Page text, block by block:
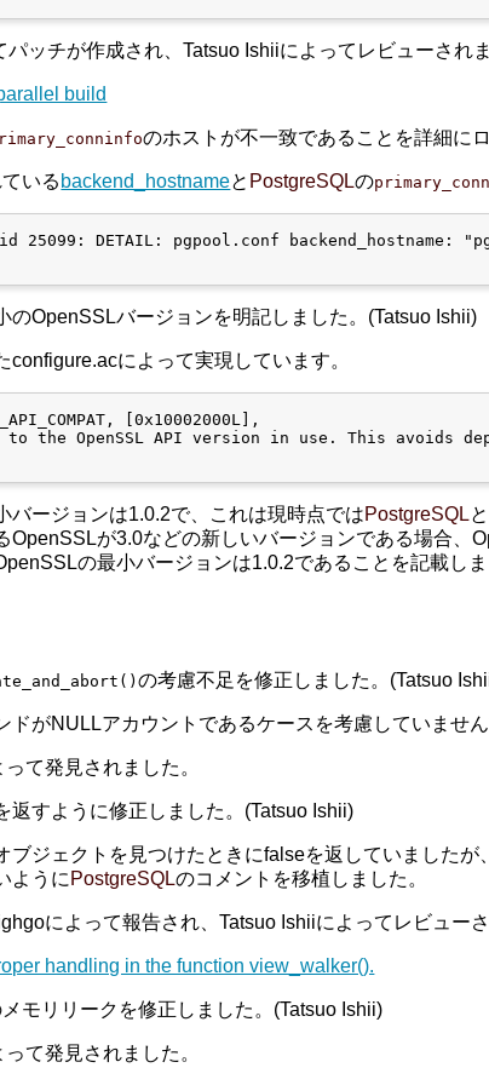
ッチが作成され、Tatsuo Ishiiによってレビューされま
build
のホストが不一致であることを詳細に
いる backend_hostnameと PostgreSQLの
25099: DETAIL: pgpool.conf
のOpenSSLバージョンを明記しました。(Tatsuo Ishii)
configure.acによって実現しています。
[0x10002000L],
to the OpenSSL API version in use. This avoids
バージョンは1.0.2で、これは現時点ではPostgreSQL
OpenSSLが3.0などの新しいバージョンである場合
の最小バージョンは1.0.2であることを記載しま
の考慮不足を修正しました。(Tatsuo
ドがNULLアカウントであるケースを考慮していません
て発見されました。
返すように修正しました。(Tatsuo Ishii)
ブジェクトを見つけたときにfalseを返していました
ようにPostgreSQLのコメントを移植しました。
によって報告され、Tatsuo Ishiiによってレビューさ
handling in the function view_walker().
モリリークを修正しました。(Tatsuo Ishii)
て発見されました。